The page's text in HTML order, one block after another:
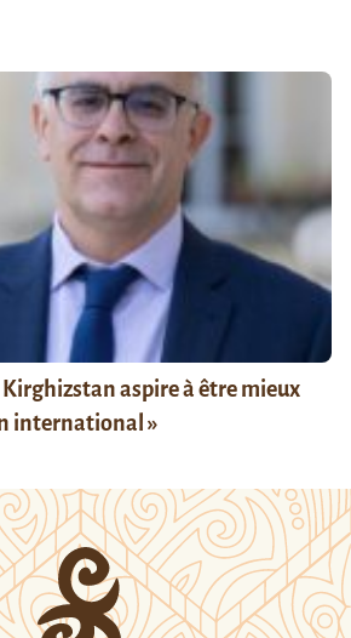
Kirghizstan aspire à être mieux
international »